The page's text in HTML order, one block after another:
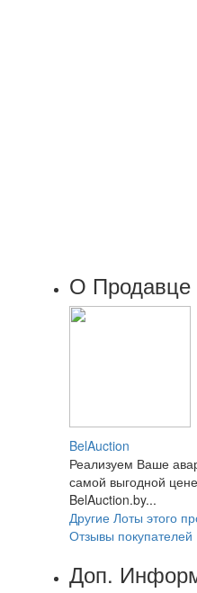
О Продавце
BelAuction
Реализуем Ваше
самой выгодной
BelAuction.by...
Другие Лоты этого
Отзывы покупателей
Доп.